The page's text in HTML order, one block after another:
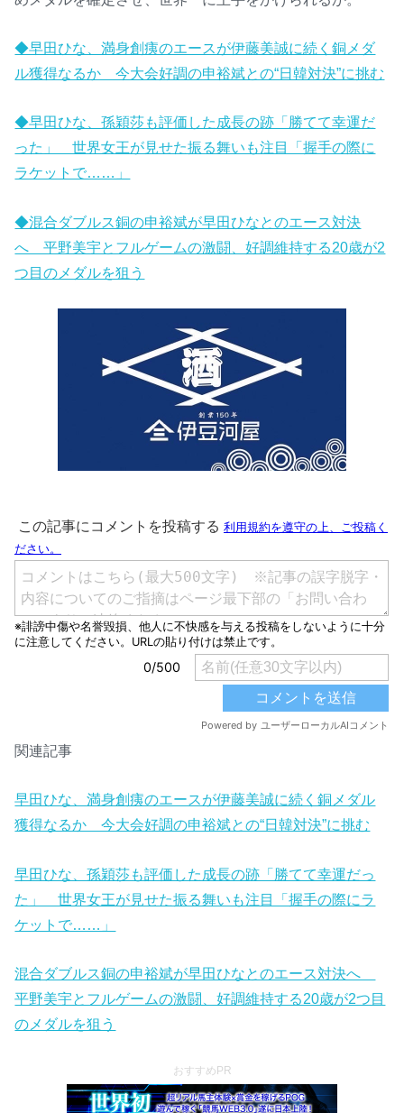
◆早田ひな、満身創痍のエースが伊藤美誠に続く銅メダ
ル獲得なるか 今大会好調の申裕斌との“日韓対決”に挑む
◆早田ひな、孫穎莎も評価した成長の跡「勝てて幸運だ
った」 世界女王が見せた振る舞いも注目「握手の際に
ラケットで……」
◆混合ダブルス銅の申裕斌が早田ひなとのエース対決
へ 平野美宇とフルゲームの激闘、好調維持する20歳が2
つ目のメダルを狙う
関連記事
早田ひな、満身創痍のエースが伊藤美誠に続く銅メダル
獲得なるか 今大会好調の申裕斌との“日韓対決”に挑む
早田ひな、孫穎莎も評価した成長の跡「勝てて幸運だっ
た」 世界女王が見せた振る舞いも注目「握手の際にラ
ケットで……」
混合ダブルス銅の申裕斌が早田ひなとのエース対決へ
平野美宇とフルゲームの激闘、好調維持する20歳が2つ目
のメダルを狙う
おすすめPR